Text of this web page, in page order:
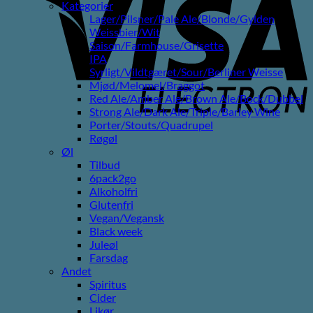
Kategorier
Lager/Pilsner/Pale Ale/Blonde/Gylden
Weissbier/Wit
Saison/Farmhouse/Grisette
IPA
Syrligt/Vildtgæret/Sour/Berliner Weisse
Mjød/Melomel/Braggot
Red Ale/Amber Ale/Brown Ale/Bock/Dubbel
Strong Ale/Dark Ale/Triple/Barley Wine
Porter/Stouts/Quadrupel
Røgøl
Øl
Tilbud
6pack2go
Alkoholfri
Glutenfri
Vegan/Vegansk
Black week
Juleøl
Farsdag
Andet
Spiritus
Cider